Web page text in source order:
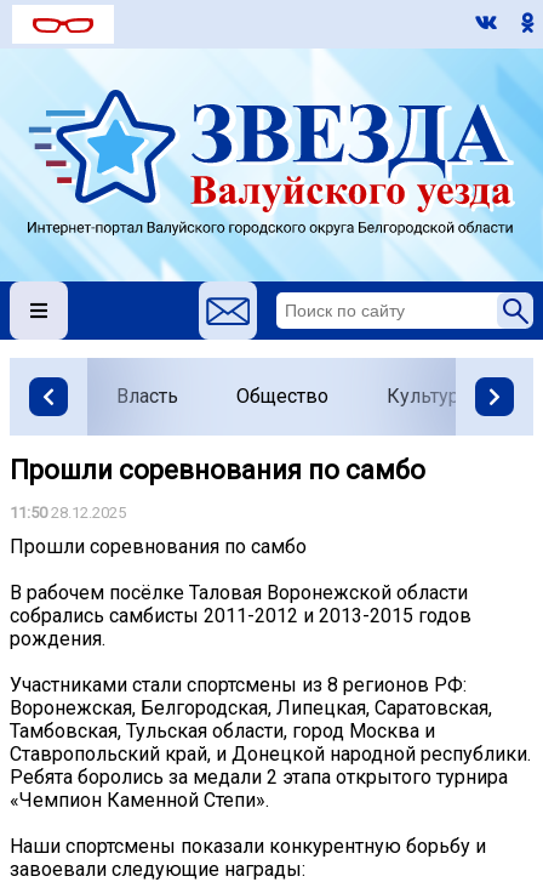
Власть Общество Культура
Прошли соревнования по самбо
11:5028.12.2025
Прошли соревнования по самбо
В рабочем посёлке Таловая Воронежской области
собрались самбисты 2011-2012 и 2013-2015 годов
рождения.
Участниками стали спортсмены из 8 регионов РФ:
Воронежская, Белгородская, Липецкая, Саратовская,
Тамбовская, Тульская области, город Москва и
Ставропольский край, и Донецкой народной республики.
Ребята боролись за медали 2 этапа открытого турнира
«Чемпион Каменной Степи».
Наши спортсмены показали конкурентную борьбу и
завоевали следующие награды: